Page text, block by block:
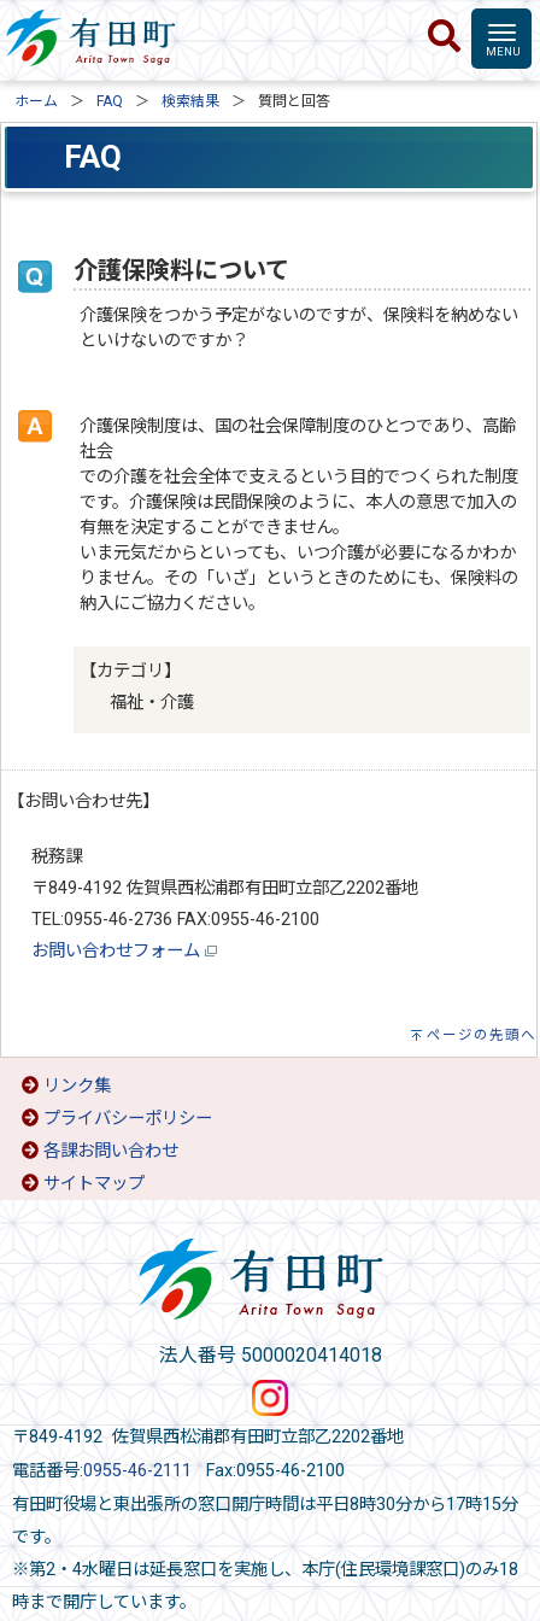
ホーム FAQ 検索結果 質問と回答
FAQ
介護保険料について
介護保険をつかう予定がないのですが、保険料を納めない
といけないのですか？
介護保険制度は、国の社会保障制度のひとつであり、高齢
社会
での介護を社会全体で支えるという目的でつくられた制度
です。介護保険は民間保険のように、本人の意思で加入の
有無を決定することができません。
いま元気だからといっても、いつ介護が必要になるかわか
りません。その「いざ」というときのためにも、保険料の
納入にご協力ください。
【カテゴリ】
福祉・介護
【お問い合わせ先】
税務課
〒849-4192 佐賀県西松浦郡有田町立部乙2202番地
TEL:0955-46-2736 FAX:0955-46-2100
お問い合わせフォーム
ページの先頭へ
リンク集
プライバシーポリシー
各課お問い合わせ
サイトマップ
法人番号 5000020414018
〒849-4192 佐賀県西松浦郡有田町立部乙2202番地
電話番号:0955-46-2111 Fax:0955-46-2100
有田町役場と東出張所の窓口開庁時間は平日8時30分から17時15分
です。
※第2・4水曜日は延長窓口を実施し、本庁(住民環境課窓口)のみ18
時まで開庁しています。